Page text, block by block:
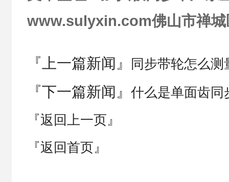
www.sulyxin.com佛山市禅城
『上一篇新闻』 同步带轮怎么测
『下一篇新闻』 什么是单面齿同
『返回上一页』
『返回首页』